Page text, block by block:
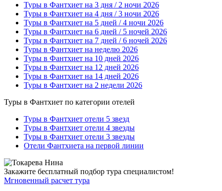
Туры в Фантхиет на 3 дня / 2 ночи 2026
Туры в Фантхиет на 4 дня / 3 ночи 2026
Туры в Фантхиет на 5 дней / 4 ночи 2026
Туры в Фантхиет на 6 дней / 5 ночей 2026
Туры в Фантхиет на 7 дней / 6 ночей 2026
Туры в Фантхиет на неделю 2026
Туры в Фантхиет на 10 дней 2026
Туры в Фантхиет на 12 дней 2026
Туры в Фантхиет на 14 дней 2026
Туры в Фантхиет на 2 недели 2026
Туры в Фантхиет по категории отелей
Туры в Фантхиет отели 5 звезд
Туры в Фантхиет отели 4 звезды
Туры в Фантхиет отели 3 звезды
Отели Фантхиета на первой линии
Закажите бесплатный подбор тура специалистом!
Мгновенный расчет тура